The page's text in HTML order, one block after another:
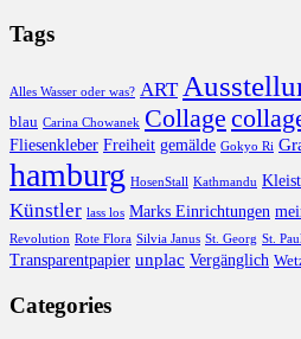
Tags
Alles Wasser oder was? ART
blau Carina Chowanek Collage
Fliesenkleber Freiheit gemälde Gokyo Ri
hamburg HosenStall Kathmandu
Künstler lass los Marks Einrichtungen
Revolution Rote Flora Silvia Janus St. Georg St.
Transparentpapier unplac Vergänglich
Categories